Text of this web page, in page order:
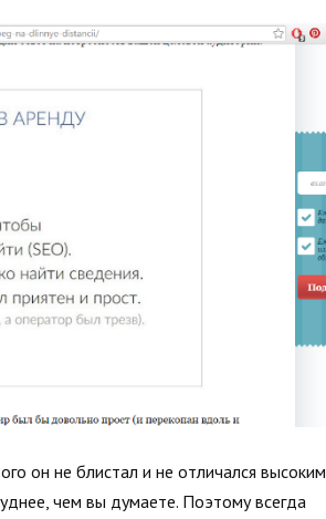
он не блистал и не отличался высоким
чем вы думаете. Поэтому всегда